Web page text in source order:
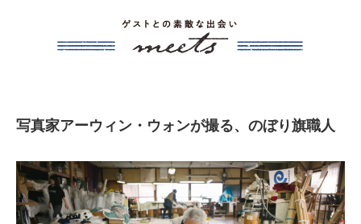
写真家アーウィン・ウォンが撮る、のぼり旗職人